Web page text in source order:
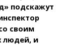
подскажут
своим
людей, и